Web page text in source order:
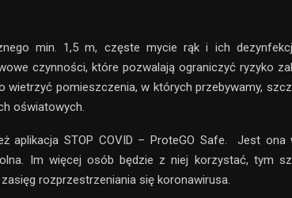
min. 1,5 m, częste mycie rąk i ich
czynności, które pozwalają ograniczyć ryzyko
wietrzyć pomieszczenia, w których przebywamy,
oświatowych.
aplikacja STOP COVID – ProteGO Safe. Jest ona
Im więcej osób będzie z niej korzystać, tym
rozprzestrzeniania się koronawirusa.